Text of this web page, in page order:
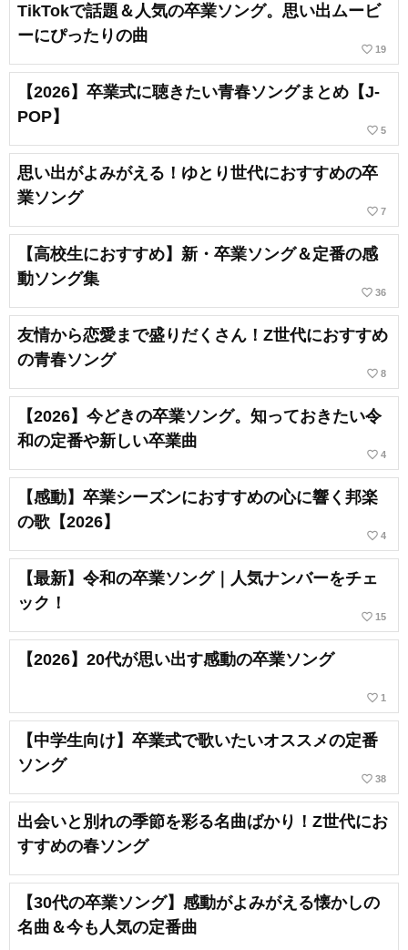
TikTokで話題＆人気の卒業ソング。思い出ムービ
ーにぴったりの曲
favorite_border 19
【2026】卒業式に聴きたい青春ソングまとめ【J-
POP】
favorite_border 5
思い出がよみがえる！ゆとり世代におすすめの卒
業ソング
favorite_border 7
【高校生におすすめ】新・卒業ソング＆定番の感
動ソング集
favorite_border 36
友情から恋愛まで盛りだくさん！Z世代におすすめ
の青春ソング
favorite_border 8
【2026】今どきの卒業ソング。知っておきたい令
和の定番や新しい卒業曲
favorite_border 4
【感動】卒業シーズンにおすすめの心に響く邦楽
の歌【2026】
favorite_border 4
【最新】令和の卒業ソング｜人気ナンバーをチェ
ック！
favorite_border 15
【2026】20代が思い出す感動の卒業ソング
favorite_border 1
【中学生向け】卒業式で歌いたいオススメの定番
ソング
favorite_border 38
出会いと別れの季節を彩る名曲ばかり！Z世代にお
すすめの春ソング
【30代の卒業ソング】感動がよみがえる懐かしの
名曲＆今も人気の定番曲